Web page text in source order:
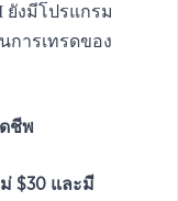
งมีโปรแกรม
การเทรดของ
ชีพ
$30 และมี